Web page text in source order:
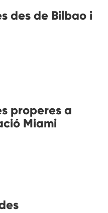
des de Bilbao i
properes a
Miami